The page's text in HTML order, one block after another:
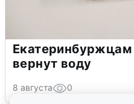
Екатеринбуржцам
вернут воду
8 августа 0